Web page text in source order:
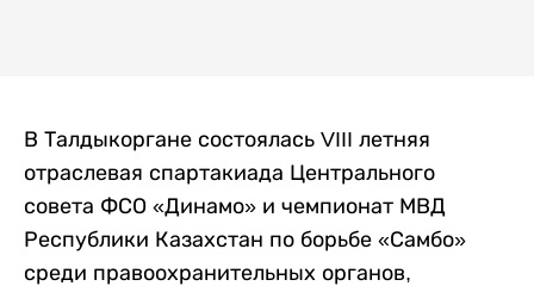
В Талдыкоргане состоялась VIII летняя
отраслевая спартакиада Центрального
совета ФСО «Динамо» и чемпионат МВД
Республики Казахстан по борьбе «Самбо»
среди правоохранительных органов,